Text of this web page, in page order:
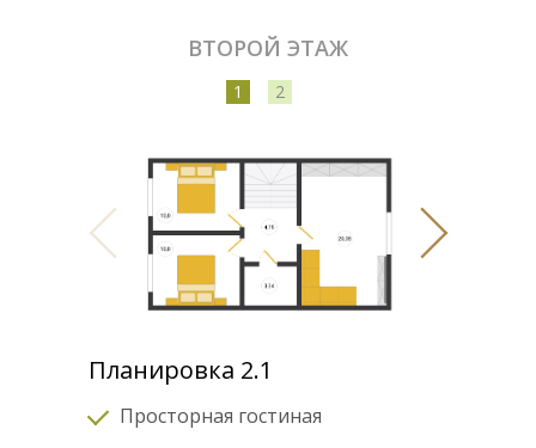
ВТОРОЙ ЭТАЖ
1 2
Планировка 2.1
Просторная гостиная